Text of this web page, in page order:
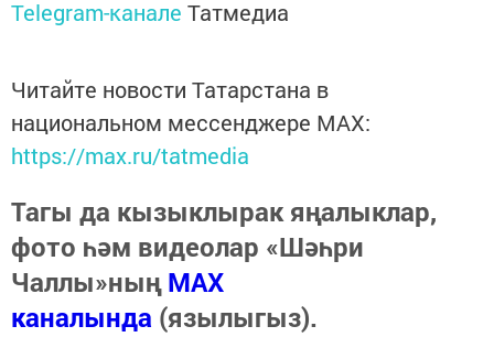
Telegram-канале Татмедиа
Читайте новости Татарстана в
национальном мессенджере MАХ:
https://max.ru/tatmedia
Тагы да кызыклырак яңалыклар,
фото һәм видеолар «Шәһри
Чаллы»ныңMAX
каналында (язылыгыз).